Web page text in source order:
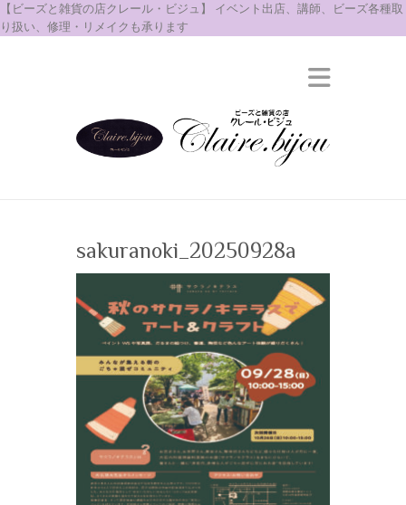
【ビーズと雑貨の店クレール・ビジュ】 イベント出店、講師、ビーズ各種取
り扱い、修理・リメイクも承ります
sakuranoki_20250928a